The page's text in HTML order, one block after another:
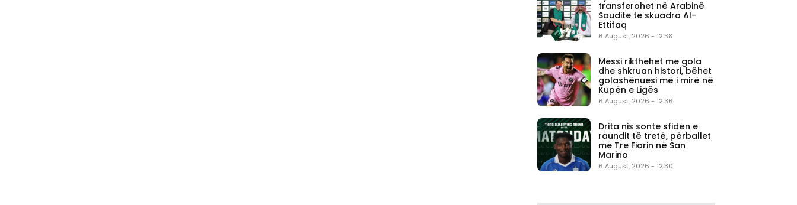
transferohet në Arabinë
Saudite te skuadra Al-
Ettifaq
6 August, 2026 - 12:38
Messi rikthehet me gola
dhe shkruan histori, bëhet
golashënuesi më i mirë në
Kupën e Ligës
6 August, 2026 - 12:36
Drita nis sonte sfidën e
raundit të tretë, përballet
me Tre Fiorin në San
Marino
6 August, 2026 - 12:30